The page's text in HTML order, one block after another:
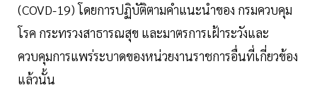
(COVD-19) โดยการปฏิบัติตามคำแนะนำของ กรมควบคุม
โรค กระทรวงสาธารณสุข และมาตรการเฝ้าระวังและ
ควบคุมการแพร่ระบาดของหน่วยงานราชการอื่นที่เกี่ยวข้อง
แล้วนั้น